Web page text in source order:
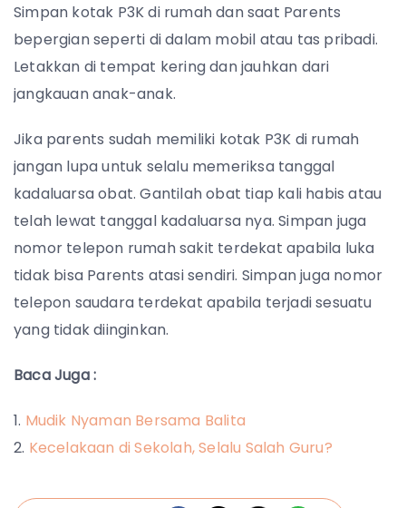
Simpan kotak P3K di rumah dan saat Parents
bepergian seperti di dalam mobil atau tas pribadi.
Letakkan di tempat kering dan jauhkan dari
jangkauan anak-anak.
Jika parents sudah memiliki kotak P3K di rumah
jangan lupa untuk selalu memeriksa tanggal
kadaluarsa obat. Gantilah obat tiap kali habis atau
telah lewat tanggal kadaluarsa nya. Simpan juga
nomor telepon rumah sakit terdekat apabila luka
tidak bisa Parents atasi sendiri. Simpan juga nomor
telepon saudara terdekat apabila terjadi sesuatu
yang tidak diinginkan.
Baca Juga :
Mudik Nyaman Bersama Balita
Kecelakaan di Sekolah, Selalu Salah Guru?